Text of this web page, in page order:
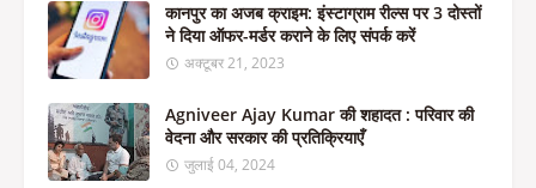
कानपुर का अजब क्राइम: इंस्टाग्राम रील्स पर 3 दोस्तों
ने दिया ऑफर-मर्डर कराने के लिए संपर्क करें
अक्टूबर 21, 2023
Agniveer Ajay Kumar की शहादत : परिवार की
वेदना और सरकार की प्रतिक्रियाएँ
जुलाई 04, 2024